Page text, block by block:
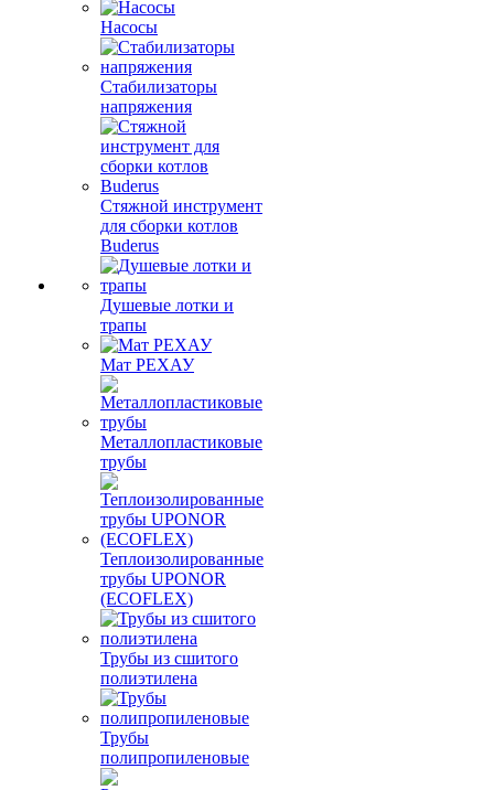
Насосы
Стабилизаторы
напряжения
Стяжной инструмент
для сборки котлов
Buderus
Душевые лотки и
трапы
Мат РЕХАУ
Металлопластиковые
трубы
Теплоизолированные
трубы UPONOR
(ECOFLEX)
Трубы из сшитого
полиэтилена
Трубы
полипропиленовые